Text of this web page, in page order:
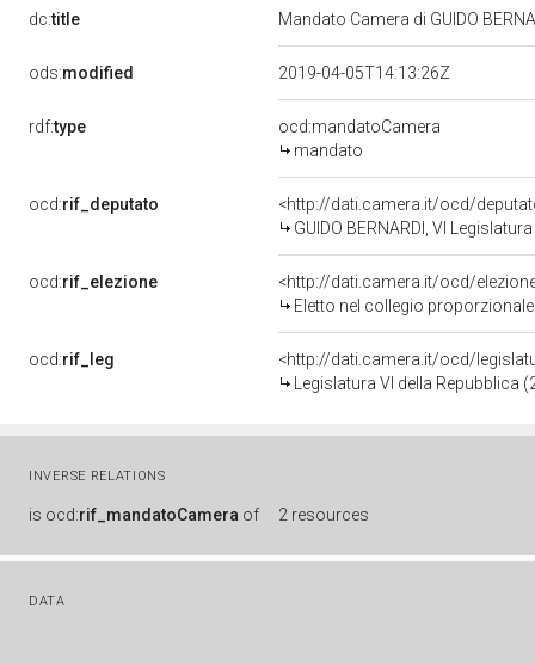
dc:title Mandato Camera di GUIDO
ods:modified 2019-04-05T14:13:26Z
rdf:type
ocd:mandatoCamera
mandato
ocd:rif_deputato
<http://dati.camera.it/ocd/
GUIDO BERNARDI, VI
ocd:rif_elezione
<http://dati.camera.it/ocd/
Eletto nel collegio
ocd:rif_leg
<http://dati.camera.it/ocd/
Legislatura VI della Repubblica
INVERSE RELATIONS
is ocd:rif_mandatoCamera of 2 resources
DATA